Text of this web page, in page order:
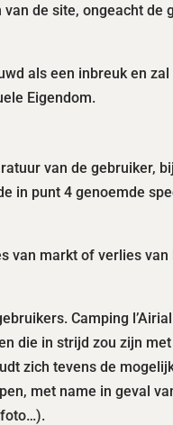
de site, ongeacht de
als een inbreuk en
Eigendom.
van de gebruiker,
in punt 4 genoemde
van markt of verlies
Camping
die in strijd zou zijn
zich tevens de
met name in geval